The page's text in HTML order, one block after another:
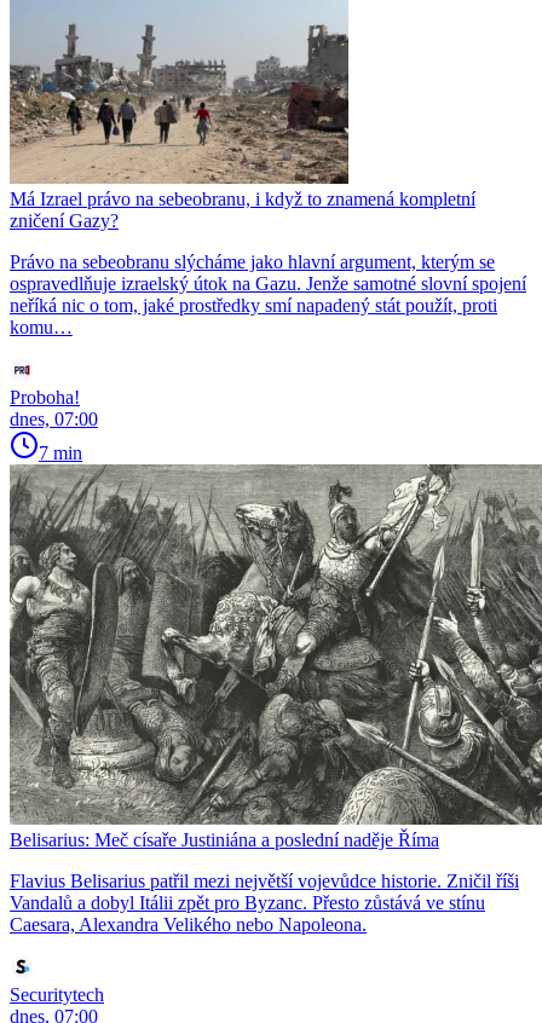
Má Izrael právo na sebeobranu, i když to znamená kompletní
zničení Gazy?
Právo na sebeobranu slýcháme jako hlavní argument, kterým se
ospravedlňuje izraelský útok na Gazu. Jenže samotné slovní spojení
neříká nic o tom, jaké prostředky smí napadený stát použít, proti
komu…
Proboha!
dnes, 07:00
7 min
Belisarius: Meč císaře Justiniána a poslední naděje Říma
Flavius Belisarius patřil mezi největší vojevůdce historie. Zničil říši
Vandalů a dobyl Itálii zpět pro Byzanc. Přesto zůstává ve stínu
Caesara, Alexandra Velikého nebo Napoleona.
Securitytech
dnes, 07:00